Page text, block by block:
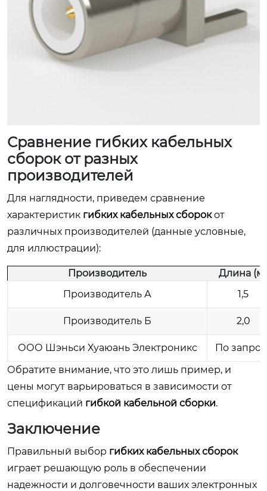
Сравнение гибких кабельных
сборок от разных
производителей
Для наглядности, приведем сравнение
характеристик гибких кабельных сборокот
различных производителей (данные условные,
для иллюстрации):
Производитель
Длина (м)
Производитель А
1,5
Производитель Б 2,0
ООО Шэньси Хуаюань Электроникс
По
Обратите внимание, что это лишь пример, и
цены могут варьироваться в зависимости от
спецификаций гибкой кабельной сборки.
Заключение
Правильный выбор гибких кабельных сборок
играет решающую роль в обеспечении
надежности и долговечности ваших электронных